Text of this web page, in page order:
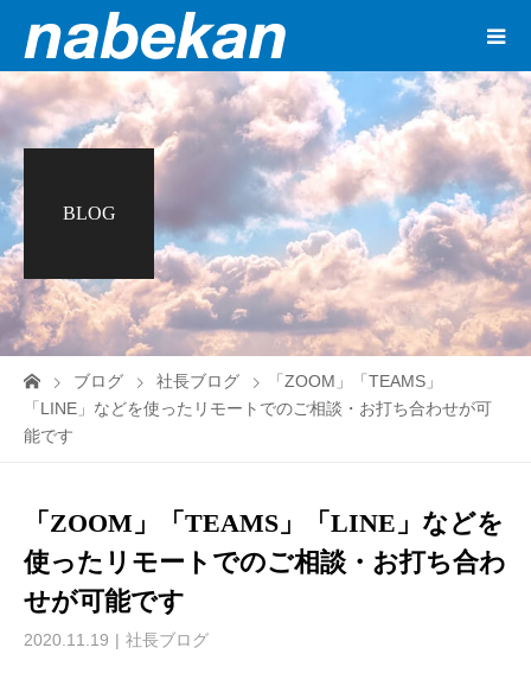
BLOG
ブログ 社長ブログ
「ZOOM」「TEAMS」
「LINE」などを使ったリモートでのご相談・お打ち合わせが可
能です
「ZOOM」「TEAMS」「LINE」などを
使ったリモートでのご相談・お打ち合わ
せが可能です
2020.11.19 社長ブログ